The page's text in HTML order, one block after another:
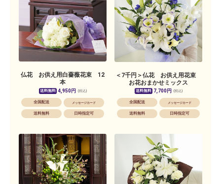
仏花 お供え用白薔薇花束 12
本
送料無料 4,950円 (税込)
全国配送 メッセージカード
送料無料 日時指定可
＜7千円＞仏花 お供え用花束
お花おまかせミックス
送料無料 7,700円 (税込)
全国配送 メッセージカード
送料無料 日時指定可